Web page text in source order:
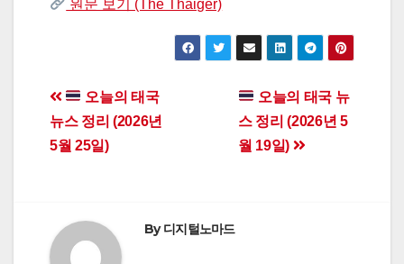
원문 보기 (The Thaiger)
Post
navigation
오늘의 태국 뉴
스 정리 (2026년 5
월 19일)
오늘의 태국
뉴스 정리 (2026년
5월 25일)
By디지털노마드